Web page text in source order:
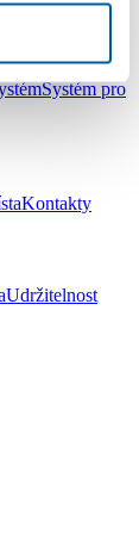
Systém pro
Kontakty
Udržitelnost